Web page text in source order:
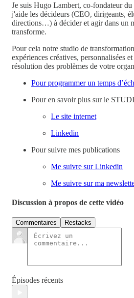
Je suis Hugo Lambert, co-fondateur
j'aide les décideurs (CEO, dirigeants,
directions…) à décider et agir dans un
transforme.
Pour cela notre studio de
expériences créatives, personnalisées
résolution des problèmes de votre
Pour programmer un temps
Pour en savoir plus sur le
Le site internet
Linkedin
Pour suivre mes publications
Me suivre sur Linkedin
Me suivre sur ma
Discussion à propos de cette vidéo
Commentaires Restacks
Épisodes récents